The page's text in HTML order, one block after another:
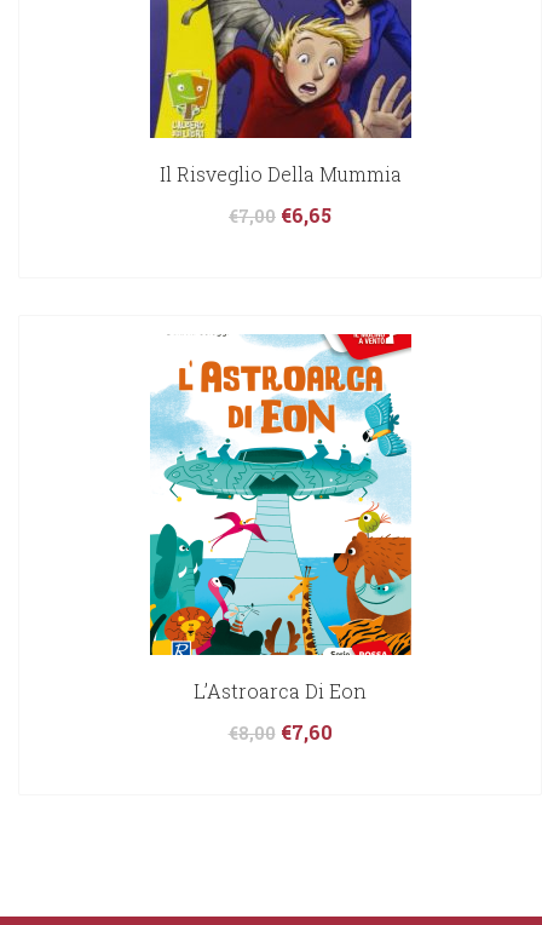
Il Risveglio Della Mummia
€7,00 €6,65
L’Astroarca Di Eon
€8,00 €7,60